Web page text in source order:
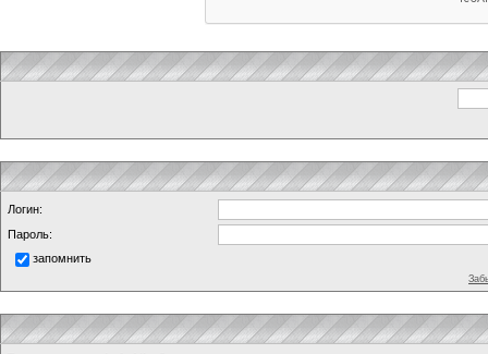
Логин:
Пароль:
запомнить